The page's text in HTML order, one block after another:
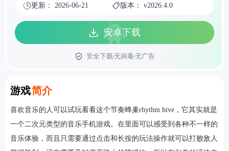
更新： 2026-06-21 版本： v2026.4.0
安卓下载
安全下载无病毒无广告
游戏简介
Introduction
喜欢音乐的人可以试玩看看这个节奏蜂巢rhythm hive，它其实就是
一个二次元类型的音乐手机游戏。在里面可以感受到各种不一样的
音乐体验，而且只需要通过点击和长按的玩法操作就可以打败敌人